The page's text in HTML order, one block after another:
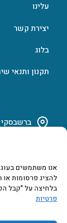
להציג פרסומות או
בלחיצה על "קבל
פרטיות
עלינו
יצירת קשר
בלוג
תקנון ותנאי
ברשבסקי 7, ראשון לציון, קומה 1